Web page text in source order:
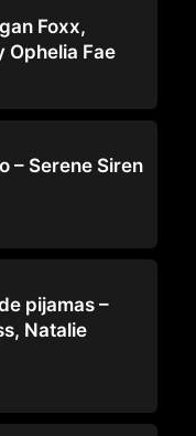
Foxx,
Ophelia Fae
– Serene Siren
pijamas –
Natalie